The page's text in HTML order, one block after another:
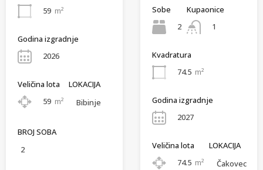
59 m²
Godina izgradnje
2026
Veličina lota
59 m²
LOKACIJA
Bibinje
BROJ SOBA
2
Sobe
2
Kupaonice
1
Kvadratura
74.5 m²
Godina izgradnje
2027
Veličina lota
74.5 m²
LOKACIJA
Čakovec